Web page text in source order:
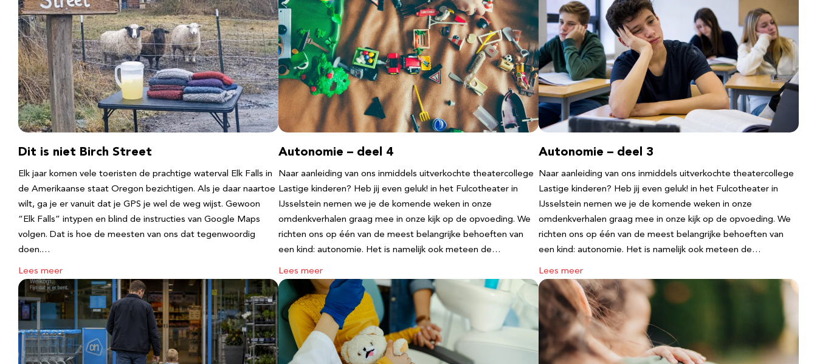
Dit is niet Birch Street
Elk jaar komen vele toeristen de prachtige waterval Elk Falls in
de Amerikaanse staat Oregon bezichtigen. Als je daar naartoe
wilt, ga je er vanuit dat je GPS je wel de weg wijst. Gewoon
“Elk Falls” intypen en blind de instructies van Google Maps
volgen. Dat is hoe de meesten van ons dat tegenwoordig
doen.…
Lees meer
Autonomie – deel 4
Naar aanleiding van ons inmiddels uitverkochte theatercollege
Lastige kinderen? Heb jij even geluk! in het Fulcotheater in
IJsselstein nemen we je de komende weken in onze
omdenkverhalen graag mee in onze kijk op de opvoeding. We
richten ons op één van de meest belangrijke behoeften van
een kind: autonomie. Het is namelijk ook meteen de…
Lees meer
Autonomie – deel 3
Naar aanleiding van ons inmiddels uitverkochte theatercollege
Lastige kinderen? Heb jij even geluk! in het Fulcotheater in
IJsselstein nemen we je de komende weken in onze
omdenkverhalen graag mee in onze kijk op de opvoeding. We
richten ons op één van de meest belangrijke behoeften van
een kind: autonomie. Het is namelijk ook meteen de…
Lees meer